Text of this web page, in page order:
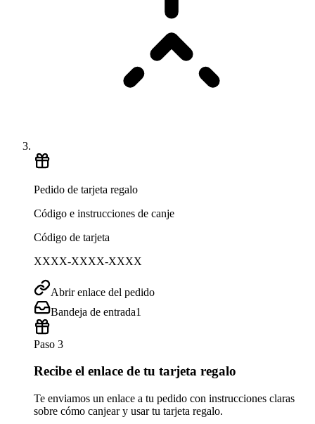
Pedido de tarjeta regalo
Código e instrucciones de canje
Código de tarjeta
XXXX-XXXX-XXXX
Abrir enlace del pedido
Bandeja de entrada1
Paso 3
Recibe el enlace de tu tarjeta regalo
Te enviamos un enlace a tu pedido con instrucciones claras
sobre cómo canjear y usar tu tarjeta regalo.